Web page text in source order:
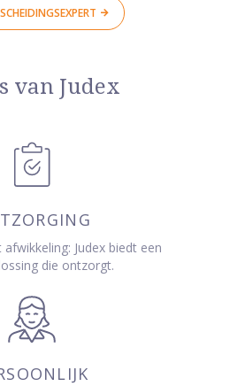
van Judex
Judex biedt een
die ontzorgt.